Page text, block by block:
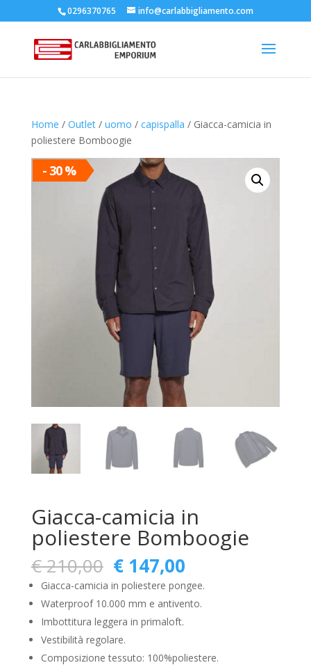
0296370765 info@carlabbigliamento.com
Home / Outlet/ uomo / capispalla / Giacca-camicia in
poliestere Bomboogie
- 30 %
Giacca-camicia in
poliestere Bomboogie
€210,00 Il
prezzo
originale
era:
€ 210,00.
€147,00Il
prezzo
attuale
è:
Giacca-camicia in poliestere pongee.
Waterproof 10.000 mm e antivento.
Imbottitura leggera in primaloft.
Vestibilità regolare.
Composizione tessuto: 100%poliestere.